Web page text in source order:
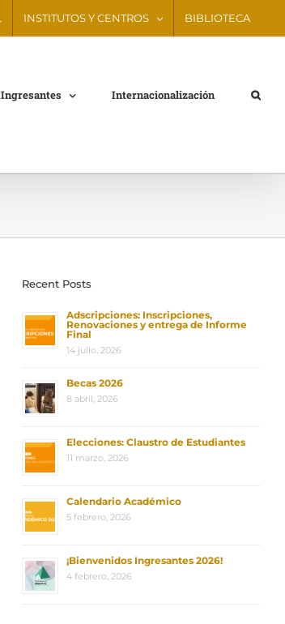
INSTITUTOS Y CENTROS BIBLIOTECA
Ingresantes Internacionalización
Recent Posts
Adscripciones: Inscripciones,
Renovaciones y entrega de Informe
Final
14 julio, 2026
Becas 2026
8 abril, 2026
Elecciones: Claustro de Estudiantes
11 marzo, 2026
Calendario Académico
5 febrero, 2026
¡Bienvenidos Ingresantes 2026!
4 febrero, 2026